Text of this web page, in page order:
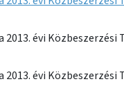
évi Közbeszerzési
évi Közbeszerzési